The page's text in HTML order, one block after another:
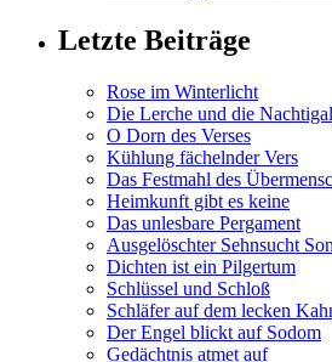
Letzte Beiträge
Rose im Winterlicht
Die Lerche und die
O Dorn des Verses
Kühlung fächelnder Vers
Das Festmahl des
Heimkunft gibt es keine
Das unlesbare Pergament
Ausgelöschter Sehnsucht
Dichten ist ein Pilgertum
Schlüssel und Schloß
Schläfer auf dem lecken
Der Engel blickt auf Sodom
Gedächtnis atmet auf